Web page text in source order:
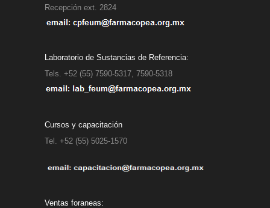
Recepción ext. 2824
Laboratorio de Sustancias de Referencia:
Tels. +52 (55) 7590-5317, 7590-5318
Cursos y capacitación
Tel. +52 (55) 5025-1570
Ventas foraneas: